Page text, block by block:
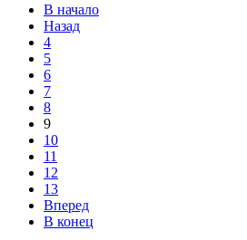
В начало
Назад
4
5
6
7
8
9
10
11
12
13
Вперед
В конец